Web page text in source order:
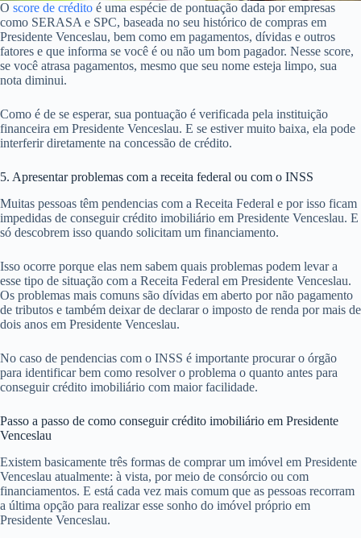
O score de crédito é uma espécie de pontuação dada por empresas
como SERASA e SPC, baseada no seu histórico de compras em
Presidente Venceslau, bem como em pagamentos, dívidas e outros
fatores e que informa se você é ou não um bom pagador. Nesse score,
se você atrasa pagamentos, mesmo que seu nome esteja limpo, sua
nota diminui.
Como é de se esperar, sua pontuação é verificada pela instituição
financeira em Presidente Venceslau. E se estiver muito baixa, ela pode
interferir diretamente na concessão de crédito.
5. Apresentar problemas com a receita federal ou com o INSS
Muitas pessoas têm pendencias com a Receita Federal e por isso ficam
impedidas de conseguir crédito imobiliário em Presidente Venceslau. E
só descobrem isso quando solicitam um financiamento.
Isso ocorre porque elas nem sabem quais problemas podem levar a
esse tipo de situação com a Receita Federal em Presidente Venceslau.
Os problemas mais comuns são dívidas em aberto por não pagamento
de tributos e também deixar de declarar o imposto de renda por mais de
dois anos em Presidente Venceslau.
No caso de pendencias com o INSS é importante procurar o órgão
para identificar bem como resolver o problema o quanto antes para
conseguir crédito imobiliário com maior facilidade.
Passo a passo de como conseguir crédito imobiliário em Presidente
Venceslau
Existem basicamente três formas de comprar um imóvel em Presidente
Venceslau atualmente: à vista, por meio de consórcio ou com
financiamentos. E está cada vez mais comum que as pessoas recorram
a última opção para realizar esse sonho do imóvel próprio em
Presidente Venceslau.